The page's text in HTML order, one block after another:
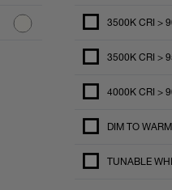
3500K CRI >
3500K CRI >
4000K CRI >
DIM TO
TUNABLE